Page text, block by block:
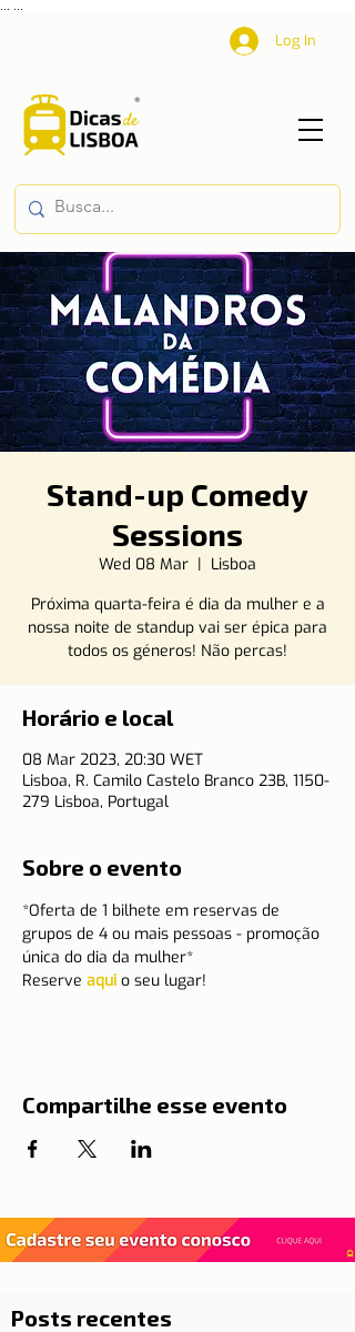
Log In
Stand-up Comedy
Sessions
Wed 08 Mar
  |
Lisboa
Próxima quarta-feira é dia da mulher e a
nossa noite de standup vai ser épica para
todos os géneros! Não percas!
Horário e local
08 Mar 2023, 20:30 WET
Lisboa, R. Camilo Castelo Branco 23B, 1150-
279 Lisboa, Portugal
Sobre o evento
*Oferta de 1 bilhete em reservas de
grupos de 4 ou mais pessoas - promoção
única do dia da mulher*
Reserve aqui o seu lugar!
Compartilhe esse evento
Posts recentes